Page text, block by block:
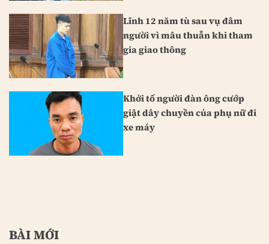
Lĩnh 12 năm tù sau vụ đâm
người vì mâu thuẫn khi tham
gia giao thông
Khởi tố người đàn ông cướp
giật dây chuyền của phụ nữ đi
xe máy
BÀI MỚI